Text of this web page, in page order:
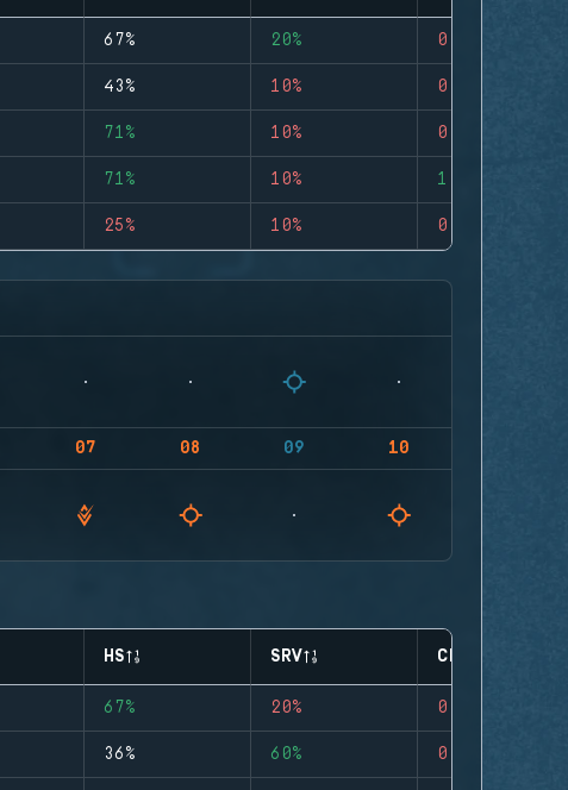
67% 20% 0
43% 10% 0
71% 10% 0
71% 10% 1
25% 10% 0
07 08 09 10
HS SRV CLUTCHES
67% 20% 0
36% 60% 0